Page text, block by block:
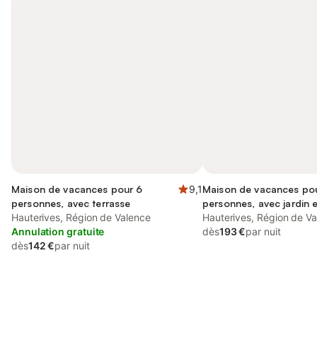
Maison de vacances pour 6
personnes, avec terrasse
9,1
Hauterives, Région de Valence
Annulation gratuite
dès142 €par nuit
Maison de vacances
personnes, avec jardin
animaux acceptés
Hauterives, Région de
dès193 €par nuit